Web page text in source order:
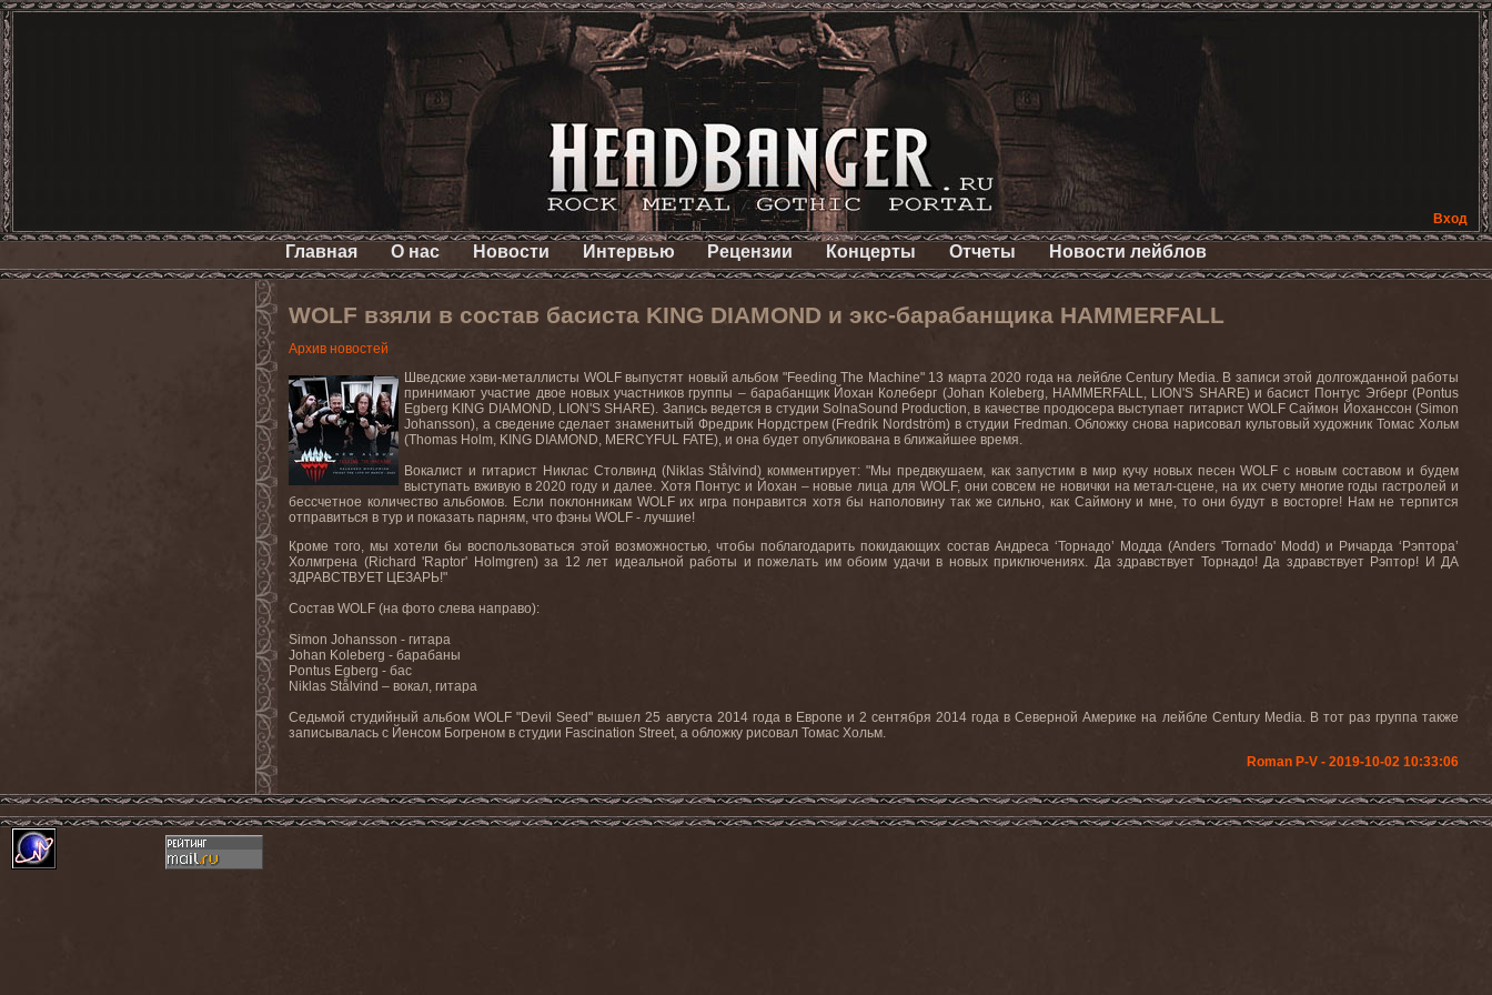
Вход
Главная О нас Новости Интервью Рецензии Концерты Отчеты Новости лейблов
WOLF взяли в состав басиста KING DIAMOND и экс-барабанщика HAMMERFALL
Архив новостей
Шведские хэви-металлисты WOLF выпустят новый альбом "Feeding The Machine" 13 марта 2020 года на лейбле Century Media. В записи этой долгожданной работы
принимают участие двое новых участников группы – барабанщик Йохан Колеберг (Johan Koleberg, HAMMERFALL, LION'S SHARE) и басист Понтус Эгберг (Pontus
Egberg KING DIAMOND, LION'S SHARE). Запись ведется в студии SolnaSound Production, в качестве продюсера выступает гитарист WOLF Саймон Йоханссон (Simon
Johansson), а сведение сделает знаменитый Фредрик Нордстрем (Fredrik Nordström) в студии Fredman. Обложку снова нарисовал культовый художник Томас Хольм
(Thomas Holm, KING DIAMOND, MERCYFUL FATE), и она будет опубликована в ближайшее время.
Вокалист и гитарист Никлас Столвинд (Niklas Stålvind) комментирует: "Мы предвкушаем, как запустим в мир кучу новых песен WOLF с новым составом и будем
выступать вживую в 2020 году и далее. Хотя Понтус и Йохан – новые лица для WOLF, они совсем не новички на метал-сцене, на их счету многие годы гастролей и
бессчетное количество альбомов. Если поклонникам WOLF их игра понравится хотя бы наполовину так же сильно, как Саймону и мне, то они будут в восторге! Нам не терпится
отправиться в тур и показать парням, что фэны WOLF - лучшие!
Кроме того, мы хотели бы воспользоваться этой возможностью, чтобы поблагодарить покидающих состав Андреса ‘Торнадо’ Модда (Anders 'Tornado' Modd) и Ричарда ‘Рэптора’
Холмгрена (Richard 'Raptor' Holmgren) за 12 лет идеальной работы и пожелать им обоим удачи в новых приключениях. Да здравствует Торнадо! Да здравствует Рэптор! И ДА
ЗДРАВСТВУЕТ ЦЕЗАРЬ!"
Состав WOLF (на фото слева направо):
Simon Johansson - гитара
Johan Koleberg - барабаны
Pontus Egberg - бас
Niklas Stålvind – вокал, гитара
Cедьмой студийный альбом WOLF "Devil Seed" вышел 25 августа 2014 года в Европе и 2 сентября 2014 года в Северной Америке на лейбле Century Media. В тот раз группа также
записывалась с Йенсом Богреном в студии Fascination Street, а обложку рисовал Томас Хольм.
Roman P-V - 2019-10-02 10:33:06